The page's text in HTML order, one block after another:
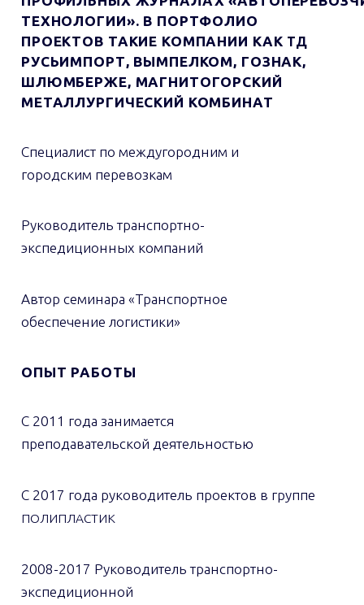
ТЕХНОЛОГИИ». В ПОРТФОЛИО
ПРОЕКТОВ ТАКИЕ КОМПАНИИ КАК ТД
РУСЬИМПОРТ, ВЫМПЕЛКОМ, ГОЗНАК,
ШЛЮМБЕРЖЕ, МАГНИТОГОРСКИЙ
МЕТАЛЛУРГИЧЕСКИЙ КОМБИНАТ
Специалист по междугородним и
городским перевозкам
Руководитель транспортно-
экспедиционных компаний
Автор семинара «Транспортное
обеспечение логистики»
ОПЫТ РАБОТЫ
С 2011 года занимается
преподавательской деятельностью
С 2017 года руководитель проектов в группе
ПОЛИПЛАСТИК
2008-2017 Руководитель транспортно-
экспедиционной